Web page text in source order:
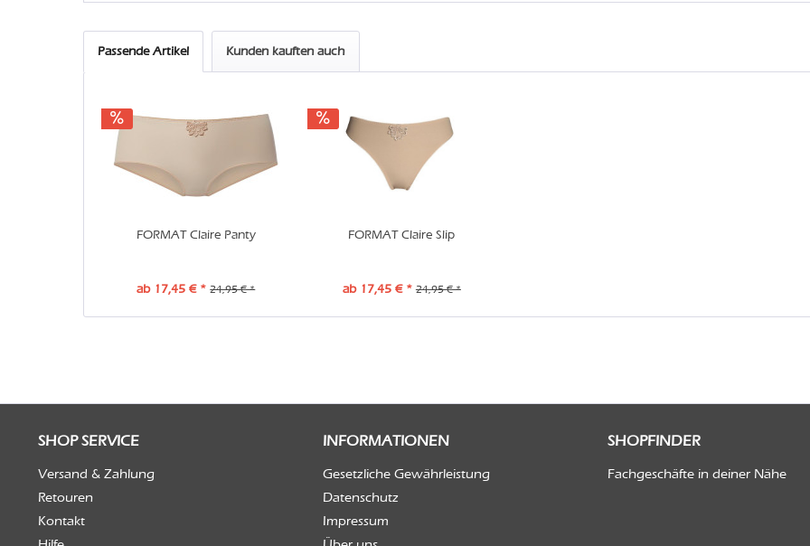
Passende Artikel Kunden kauften auch
FORMAT Claire Panty
ab 17,45 € * 24,95 € *
FORMAT Claire Slip
ab 17,45 € * 24,95 € *
SHOP SERVICE
Versand & Zahlung
Retouren
Kontakt
INFORMATIONEN
Gesetzliche Gewährleistung
Datenschutz
Impressum
SHOPFINDER
Fachgeschäfte in deiner Nähe